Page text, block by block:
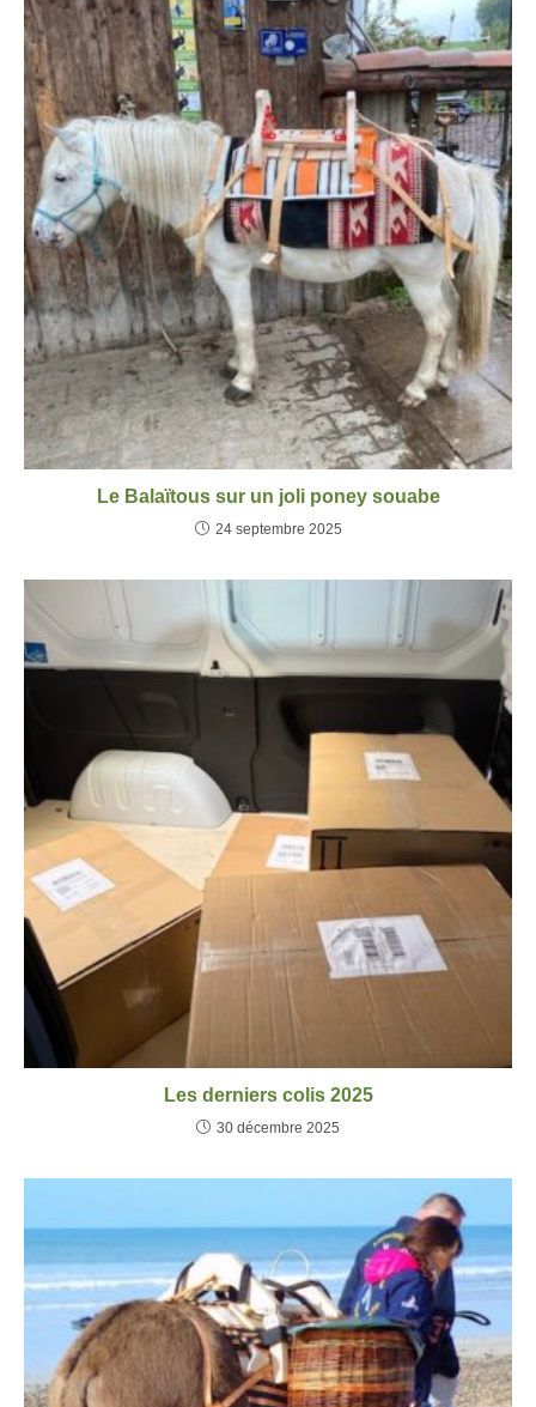
Le Balaïtous sur un joli poney souabe
24 septembre 2025
Les derniers colis 2025
30 décembre 2025